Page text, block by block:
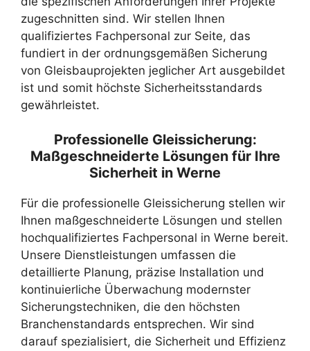
zugeschnitten sind. Wir stellen Ihnen
qualifiziertes Fachpersonal zur Seite, das
fundiert in der ordnungsgemäßen Sicherung
von Gleisbauprojekten jeglicher Art ausgebildet
ist und somit höchste Sicherheitsstandards
gewährleistet.
Professionelle Gleissicherung:
Maßgeschneiderte Lösungen für Ihre
Sicherheit in Werne
Für die professionelle Gleissicherung stellen wir
Ihnen maßgeschneiderte Lösungen und stellen
hochqualifiziertes Fachpersonal in Werne bereit.
Unsere Dienstleistungen umfassen die
detaillierte Planung, präzise Installation und
kontinuierliche Überwachung modernster
Sicherungstechniken, die den höchsten
Branchenstandards entsprechen. Wir sind
darauf spezialisiert, die Sicherheit und Effizienz